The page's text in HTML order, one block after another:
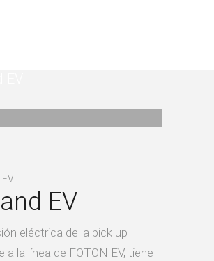
EV
eléctrica de la pick up
a la línea de FOTON EV, tiene